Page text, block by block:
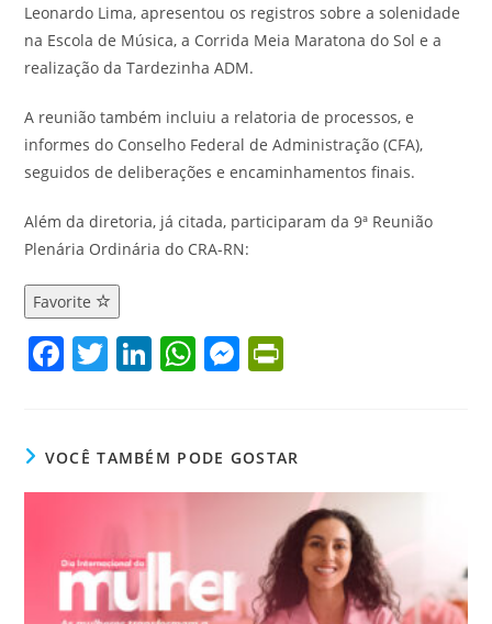
Leonardo Lima, apresentou os registros sobre a solenidade
na Escola de Música, a Corrida Meia Maratona do Sol e a
realização da Tardezinha ADM.
A reunião também incluiu a relatoria de processos, e
informes do Conselho Federal de Administração (CFA),
seguidos de deliberações e encaminhamentos finais.
Além da diretoria, já citada, participaram da 9ª Reunião
Plenária Ordinária do CRA-RN:
Favorite
F
e
b
o
k
T
er
Li
e
dI
W
s
A
p
M
e
n
er
ri
e
n
dl
y
VOCÊ TAMBÉM PODE GOSTAR